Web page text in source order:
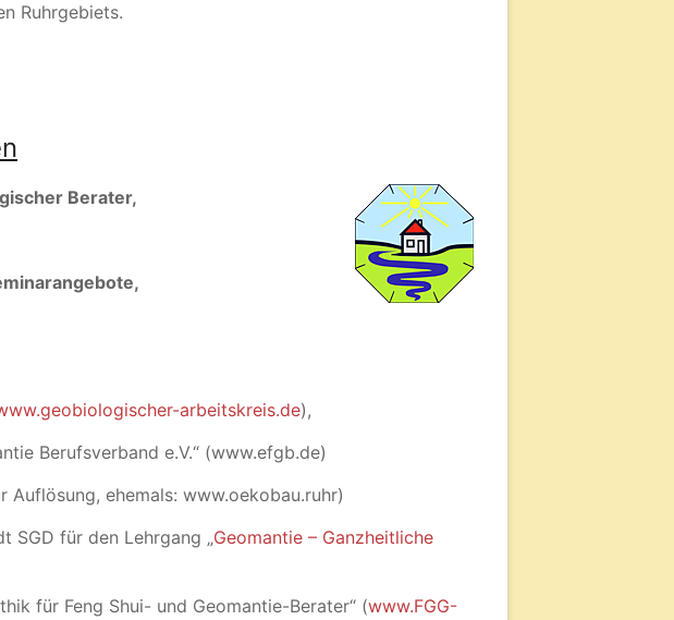
Ruhrgebiets.
Berater,
arbeitskreis.de),
Berufsverband e.V.“ (www.efgb.de)
ehemals: www.oekobau.ruhr)
SGD für den Lehrgang „Geomantie – Ganzheitliche
für Feng Shui- und Geomantie-Berater“ (www.FGG-